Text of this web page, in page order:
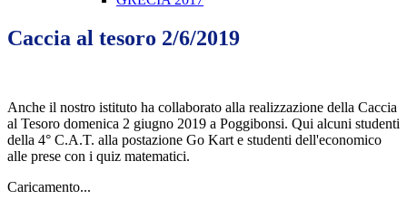
Caccia al tesoro 2/6/2019
Anche il nostro istituto ha collaborato alla realizzazione della Caccia
al Tesoro domenica 2 giugno 2019 a Poggibonsi. Qui alcuni studenti
della 4° C.A.T. alla postazione Go Kart e studenti dell'economico
alle prese con i quiz matematici.
Caricamento...